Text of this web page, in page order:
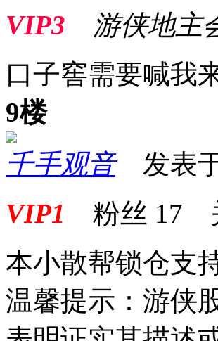
VIP3
游侠地主
口子窖需要喊我
9楼
千手观音发表于
VIP1 粉丝 17
本小散帮锁仓支
温馨提示：游侠